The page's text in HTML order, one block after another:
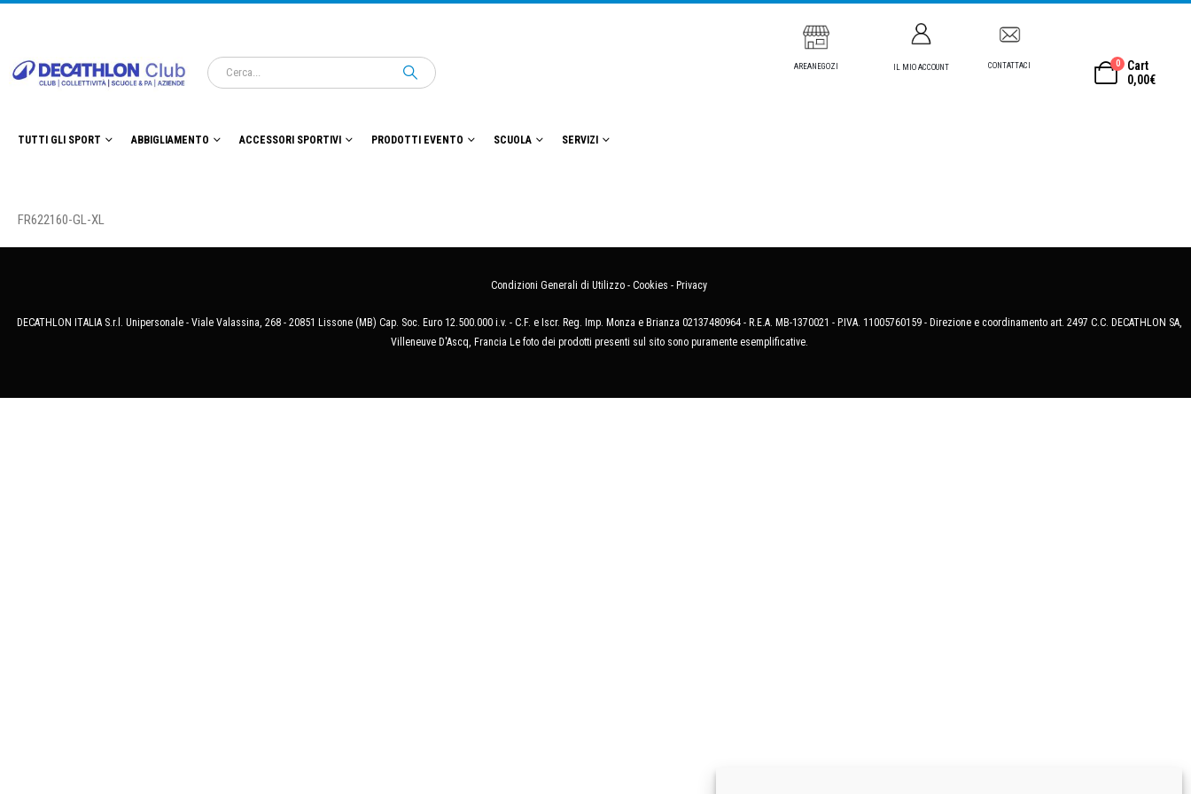
AREANEGOZI IL MIO ACCOUNT CONTATTACI 0
Cart
0,00€
TUTTI GLI SPORT ABBIGLIAMENTO ACCESSORI SPORTIVI PRODOTTI EVENTO SCUOLA SERVIZI
FR622160-GL-XL
Condizioni Generali di Utilizzo - Cookies - Privacy
DECATHLON ITALIA S.r.l. Unipersonale - Viale Valassina, 268 - 20851 Lissone (MB) Cap. Soc. Euro 12.500.000 i.v. - C.F. e Iscr. Reg. Imp. Monza e Brianza 02137480964 - R.E.A. MB-1370021 - P.IVA. 11005760159 - Direzione e coordinamento art. 2497 C.C. DECATHLON SA,
Villeneuve D'Ascq, Francia Le foto dei prodotti presenti sul sito sono puramente esemplificative.